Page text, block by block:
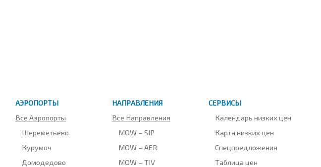
АЭРОПОРТЫ
Все Аэропорты
Шереметьево
Курумоч
Домодедово
НАПРАВЛЕНИЯ
Все Направления
MOW – SIP
MOW – AER
MOW – TIV
СЕРВИСЫ
Календарь низких цен
Карта низких цен
Спецпредложения
Таблица цен